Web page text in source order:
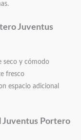
Juventus
seco y cómodo
fresco
espacio adicional
Juventus Portero